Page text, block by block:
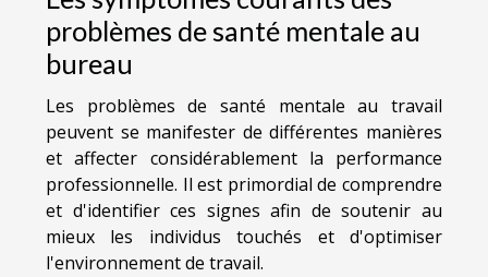
problèmes de santé mentale au
bureau
Les problèmes de santé mentale au travail
peuvent se manifester de différentes manières
et affecter considérablement la performance
professionnelle. Il est primordial de comprendre
et d'identifier ces signes afin de soutenir au
mieux les individus touchés et d'optimiser
l'environnement de travail.